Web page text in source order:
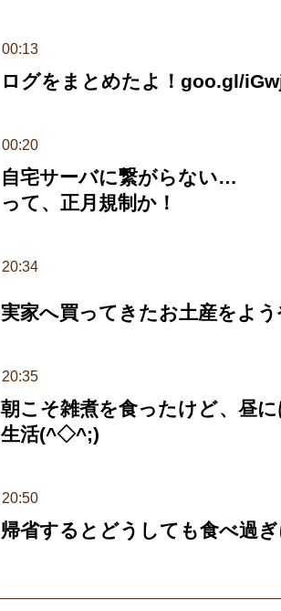
00:13
ログをまとめたよ！goo.gl/
00:20
自宅サーバに繋がらない…
って、正月規制か！
20:34
実家へ買ってきたお土産をよ
20:35
朝こそ雑煮を食ったけど、昼
生活(^◇^;)
20:50
帰省するとどうしても食べ過